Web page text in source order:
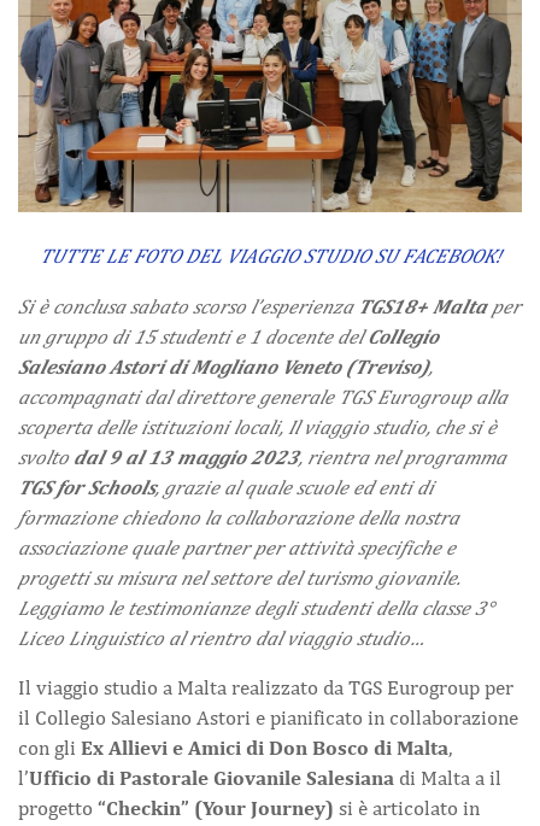
TUTTE LE FOTO DEL VIAGGIO STUDIO SU FACEBOOK!
Si è conclusa sabato scorso l’esperienza TGS18+ Malta per
un gruppo di 15 studenti e 1 docente delCollegio
Salesiano Astori di Mogliano Veneto (Treviso),
accompagnati dal direttore generale TGS Eurogroup alla
scoperta delle istituzioni locali, Il viaggio studio, che si è
svolto dal 9 al 13 maggio 2023, rientra nel programma
TGS for Schools, grazie al quale scuole ed enti di
formazione chiedono la collaborazione della nostra
associazione quale partner per attività specifiche e
progetti su misura nel settore del turismo giovanile.
Leggiamo le testimonianze degli studenti della classe 3°
Liceo Linguistico al rientro dal viaggio studio…
Il viaggio studio a Malta realizzato da TGS Eurogroup per
il Collegio Salesiano Astori e pianificato in collaborazione
con gli Ex Allievi e Amici di Don Bosco di Malta,
l’Ufficio di Pastorale Giovanile Salesiana di Malta a il
progetto “Checkin” (Your Journey) si è articolato in